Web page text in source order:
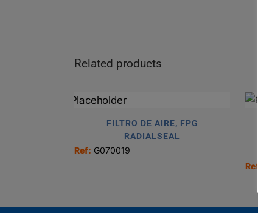
Related products
FILTRO DE AIRE, FPG
RADIALSEAL
Ref: G070019
Ref: